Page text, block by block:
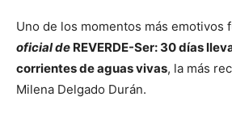
Uno de los momentos más emotivos
oficial de REVERDE-Ser: 30 días
corrientes de aguas vivas, la más
Milena Delgado Durán.